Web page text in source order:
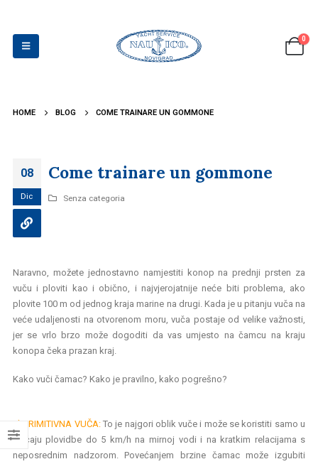
0
HOME BLOG COME TRAINARE UN GOMMONE
08
Dic
Come trainare un gommone
Senza categoria
Naravno, možete jednostavno namjestiti konop na prednji prsten za
vuču i ploviti kao i obično, i najvjerojatnije neće biti problema, ako
plovite 100 m od jednog kraja marine na drugi. Kada je u pitanju vuča na
veće udaljenosti na otvorenom moru, vuča postaje od velike važnosti,
jer se vrlo brzo može dogoditi da vas umjesto na čamcu na kraju
konopa čeka prazan kraj.
Kako vuči čamac? Kako je pravilno, kako pogrešno?
1) PRIMITIVNA VUČA:To je najgori oblik vuče i može se koristiti samo u
slučaju plovidbe do 5 km/h na mirnoj vodi i na kratkim relacijama s
neposrednim nadzorom. Povećanjem brzine čamac može izgubiti